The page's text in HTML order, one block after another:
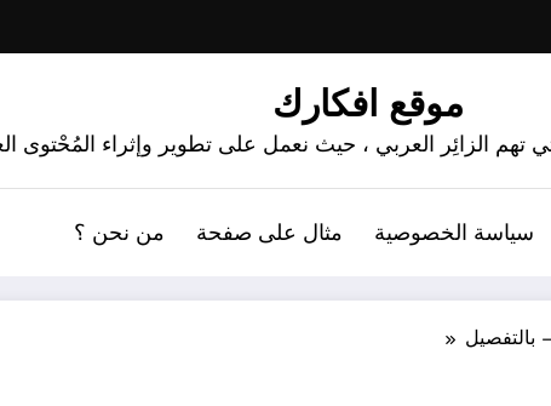
موقع افكارك
تهم الزائِر العربي ، حيث نعمل على تطوير وإثراء
سياسة الخصوصية مثال على صفحة من نحن ؟